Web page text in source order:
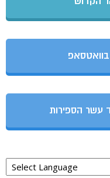
עשר הספירות